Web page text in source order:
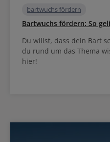
bartwuchs fördern
Bartwuchs fördern: So
Du willst, dass dein Bart
du rund um das Thema
hier!